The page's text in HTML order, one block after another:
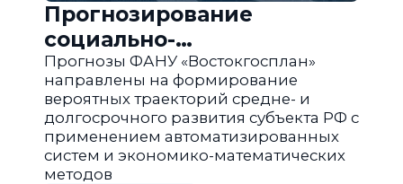
Прогнозирование
социально-
экономического развития
региона РФ
Прогнозы ФАНУ «Востокгосплан»
направлены на формирование
вероятных траекторий средне- и
долгосрочного развития субъекта РФ с
применением автоматизированных
систем и экономико-математических
методов